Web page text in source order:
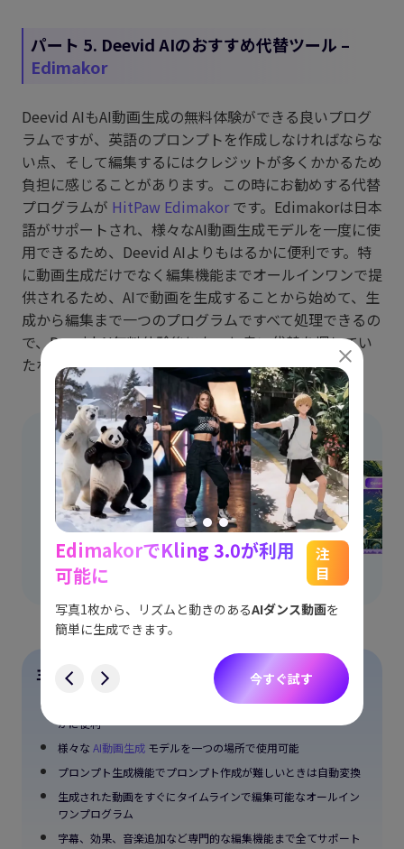
パート 5. Deevid AIのおすすめ代替ツール –
Edimakor
Deevid AIもAI動画生成の無料体験ができる良いプログ
ラムですが、英語のプロンプトを作成しなければならな
い点、そして編集するにはクレジットが多くかかるため
負担に感じることがあります。この時にお勧めする代替
プログラムが HitPaw Edimakorです。Edimakorは日本
語がサポートされ、様々なAI動画生成モデルを一度に使
用できるため、Deevid AIよりもはるかに便利です。特
に動画生成だけでなく編集機能までオールインワンで提
供されるため、AIで動画を生成することから始めて、生
成から編集まで一つのプログラムですべて処理できるの
で、Deevid AI無料体験後にもっと良い代替を探してい
たならEdimakorをぜひ一度使ってみてください。
主な特徴
日本語インターフェース完璧サポートでプロンプト作成がはる
かに便利
様々な AI動画生成 モデルを一つの場所で使用可能
プロンプト生成機能でプロンプト作成が難しいときは自動変換
生成された動画をすぐにタイムラインで編集可能なオールイン
ワンプログラム
字幕、効果、音楽追加など専門的な編集機能まで全てサポート
EdimakorでKling 3.0が利用
可能に
注
目
写真1枚から、リズムと動きのあるAIダンス動画を
簡単に生成できます。
今すぐ試す